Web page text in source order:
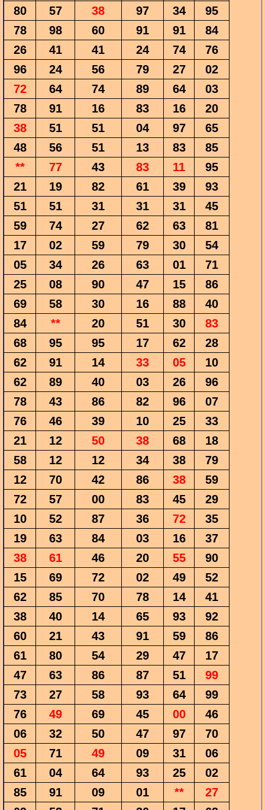
80
57 38 97 34
95
78
98 60 91 91
84
26
41 41 24 74
76
96
24 56 79 27
02
72
64 74 89 64
03
78
91 16 83 16
20
38
51 51 04 97
65
48
56 51 13 83
85
**
77 43 83 11
95
21
19 82 61 39
93
51
51 31 31 31
45
59
74 27 62 63
81
17
02 59 79 30
54
05
34 26 63 01
71
25
08 90 47 15
86
69
58 30 16 88
40
84
** 20 51 30
83
68
95 95 17 62
28
62
91 14 33 05
10
62
89 40 03 26
96
78
43 86 82 96
07
76
46 39 10 25
33
21
12 50 38 68
18
58
12 12 34 38
79
12
70 42 86 38
59
72
57 00 83 45
29
10
52 87 36 72
35
19
63 84 03 16
37
38
61 46 20 55
90
15
69 72 02 49
52
62
85 70 78 14
41
38
40 14 65 93
92
60
21 43 91 59
86
61
80 54 29 47
17
47
63 86 87 51
99
73
27 58 93 64
99
76
49 69 45 00
46
06
32 50 47 97
70
05
71 49 09 31
06
61
04 64 93 25
02
85
91 09 01 **
27